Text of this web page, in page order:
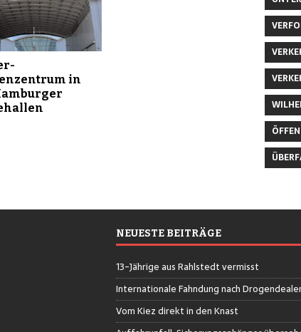
in
NEUESTE BEITRÄGE
13-Jährige aus Rahlstedt vermisst
Internationale Fahndung nach
Vom Kiez direkt in den Knast